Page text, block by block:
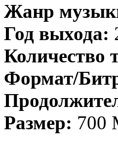
Жанр
Год выхода:
Количество
Формат/
Размер: 700